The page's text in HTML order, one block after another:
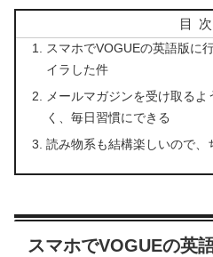
目次
スマホでVOGUEの英語版に
イラした件
メールマガジンを受け取る
く、毎日習慣にできる
読み物系も結構楽しいので、
スマホでVOGUEの英